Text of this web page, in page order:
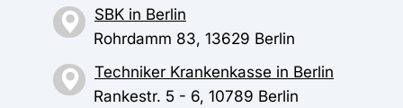
SBK in Berlin
Rohrdamm 83, 13629 Berlin
Techniker Krankenkasse in Berlin
Rankestr. 5 - 6, 10789 Berlin